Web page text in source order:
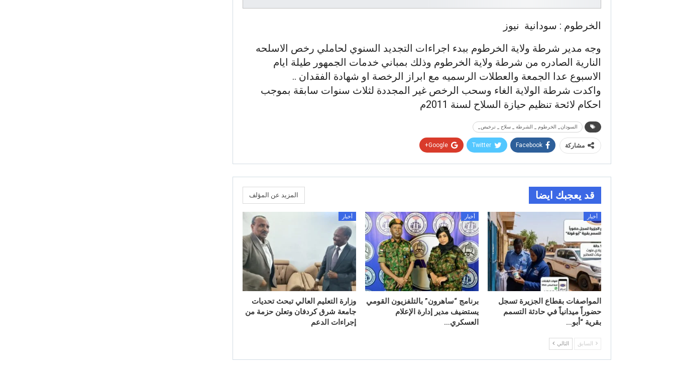
الخرطوم : سودانية نيوز
وجه مدير شرطة ولاية الخرطوم ببدء اجراءات التجديد السنوي لحاملي رخص الاسلحه
النارية الصادره من شرطة ولاية الخرطوم وذلك بمباني خدمات الجمهور طيلة ايام
الاسبوع عدا الجمعة والعطلات الرسميه مع ابراز الرخصة او شهادة الفقدان ..
واكدت شرطة الولاية الغاء وسحب الرخص غير المجددة لثلاث سنوات سابقة بموجب
احكام لائحة تنظيم حيازة السلاح لسنة 2011م
السودان_ الخرطوم _ الشرطة _ سلاح _ ترخيص_
مشاركة Facebook
Twitter
Google+
قد يعجبك ايضا المزيد عن المؤلف
أخبار
المواصفات بقطاع الجزيرة تسجل
حضوراً ميدانياً في حادثة التسمم
بقرية “أبو…
أخبار
برنامج “ساهرون” بالتلفزيون القومي
يستضيف مدير إدارة الإعلام
العسكري…
أخبار
وزارة التعليم العالي تبحث تحديات
جامعة شرق كردفان وتعلن حزمة من
إجراءات الدعم
السابق التالي